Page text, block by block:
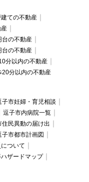
ての不動産
台の不動産
台の不動産
分以内の不動産
20分以内の不動産
子市妊婦・育児相談
逗子市内病院一覧
住民異動の届け出
子市都市計画図
ついて
ザードマップ